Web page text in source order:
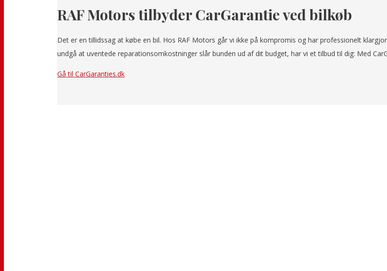
RAF Motors tilbyder CarGarantie ved bilkøb
Det er en tillidssag at købe en bil. Hos RAF Motors går vi ikke på kompromis og har professionelt
undgå at uventede reparationsomkostninger slår bunden ud af dit budget, har vi et tilbud til dig: Med
Gå til CarGaranties.dk